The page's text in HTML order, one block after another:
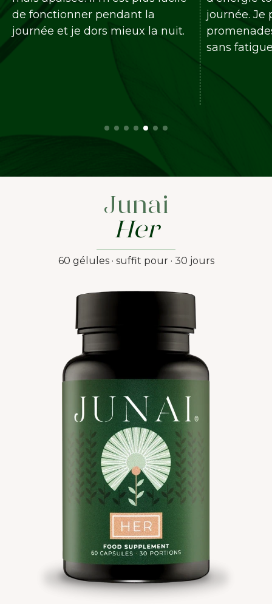
pendant la
je dors mieux la nuit.
journée. Je profite à
promenades et des
sans fatigue.
Junai
Her
60 gélules · suffit pour · 30 jours